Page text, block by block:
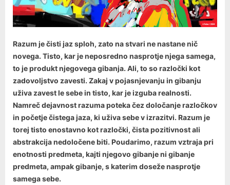
Razum je čisti jaz sploh, zato na stvari ne nastane nič
novega. Tisto, kar je neposredno nasprotje njega samega,
to je produkt njegovega gibanja. Ali, to so razločki kot
zadovoljstvo zavesti. Zakaj v pojasnjevanju in gibanju
uživa zavest le sebe in tisto, kar je izguba realnosti.
Namreč dejavnost razuma poteka čez določanje razločkov
in početje čistega jaza, ki uživa sebe v izrazitvi. Razum je
torej tisto enostavno kot razločki, čista pozitivnost ali
abstrakcija nedoločene biti. Poudarimo, razum vztraja pri
enotnosti predmeta, kajti njegovo gibanje ni gibanje
predmeta, ampak gibanje, s katerim doseže nasprotje
samega sebe.